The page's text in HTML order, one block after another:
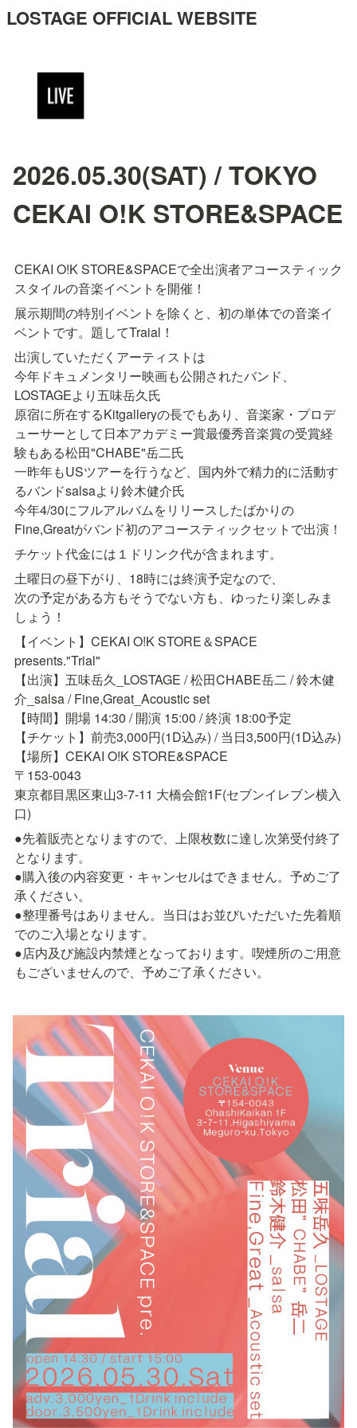
LOSTAGE OFFICIAL WEBSITE
2026.05.30(SAT) / TOKYO
CEKAI O!K STORE&SPACE
CEKAI O!K STORE&SPACEで全出演者アコースティック
スタイルの音楽イベントを開催！
展示期間の特別イベントを除くと、初の単体での音楽イ
ベントです。題してTraial！
出演していただくアーティストは
今年ドキュメンタリー映画も公開されたバンド、
LOSTAGEより五味岳久氏
原宿に所在するKitgalleryの長でもあり、音楽家・プロデ
ューサーとして日本アカデミー賞最優秀音楽賞の受賞経
験もある松田"CHABE"岳二氏
一昨年もUSツアーを行うなど、国内外で精力的に活動す
るバンドsalsaより鈴木健介氏
今年4/30にフルアルバムをリリースしたばかりの
Fine,Greatがバンド初のアコースティックセットで出演！
チケット代金には１ドリンク代が含まれます。
土曜日の昼下がり、18時には終演予定なので、
次の予定がある方もそうでない方も、ゆったり楽しみま
しょう！
【イベント】CEKAI O!K STORE＆SPACE
presents."Trial"
【出演】五味岳久_LOSTAGE / 松田CHABE岳二 / 鈴木健
介_salsa / Fine,Great_Acoustic set
【時間】開場 14:30 / 開演 15:00 / 終演 18:00予定
【チケット】前売3,000円(1D込み) / 当日3,500円(1D込み)
【場所】CEKAI O!K STORE&SPACE
〒153-0043
東京都目黒区東山3-7-11 大橋会館1F(セブンイレブン横入
口)
●先着販売となりますので、上限枚数に達し次第受付終了
となります。
●購入後の内容変更・キャンセルはできません。予めご了
承ください。
●整理番号はありません。当日はお並びいただいた先着順
でのご入場となります。
●店内及び施設内禁煙となっております。喫煙所のご用意
もございませんので、予めご了承ください。